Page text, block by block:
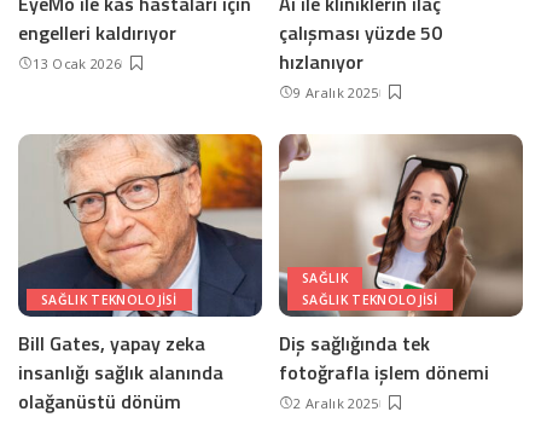
engelleri kaldırıyor
13 Ocak 2026
çalışması yüzde 50
hızlanıyor
9 Aralık 2025
SAĞLIK TEKNOLOJISI
Bill Gates, yapay zeka
insanlığı sağlık alanında
olağanüstü dönüm
SAĞLIK
SAĞLIK TEKNOLOJISI
Diş sağlığında tek
fotoğrafla işlem dönemi
2 Aralık 2025